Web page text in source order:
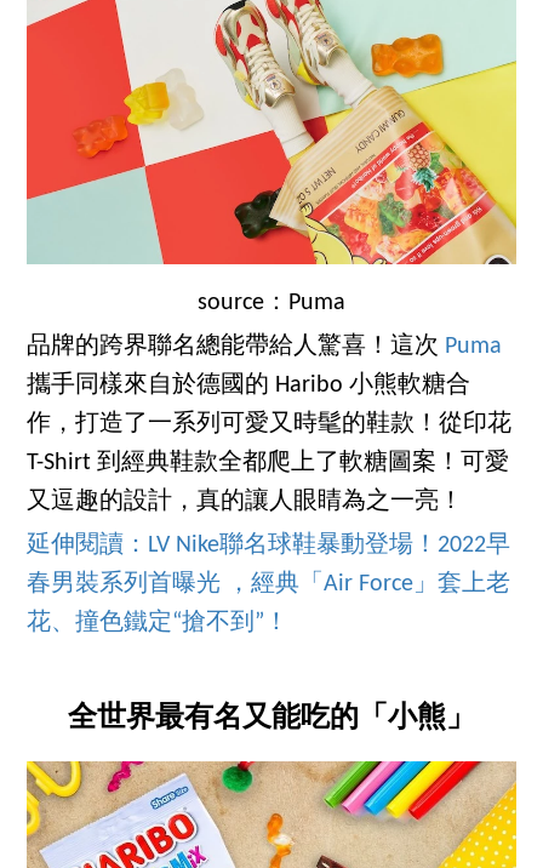
source：Puma
品牌的跨界聯名總能帶給人驚喜！這次 Puma
攜手同樣來自於德國的 Haribo 小熊軟糖合
作，打造了一系列可愛又時髦的鞋款！從印花
T-Shirt 到經典鞋款全都爬上了軟糖圖案！可愛
又逗趣的設計，真的讓人眼睛為之一亮！
延伸閱讀：LV Nike聯名球鞋暴動登場！2022早
春男裝系列首曝光 ，經典「Air Force」套上老
花、撞色鐵定“搶不到”！
全世界最有名又能吃的「小熊」